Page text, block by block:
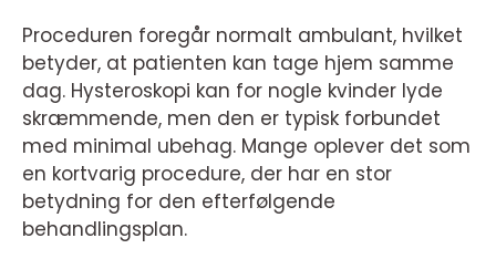
Proceduren foregår normalt ambulant, hvilket
betyder, at patienten kan tage hjem samme
dag. Hysteroskopi kan for nogle kvinder lyde
skræmmende, men den er typisk forbundet
med minimal ubehag. Mange oplever det som
en kortvarig procedure, der har en stor
betydning for den efterfølgende
behandlingsplan.